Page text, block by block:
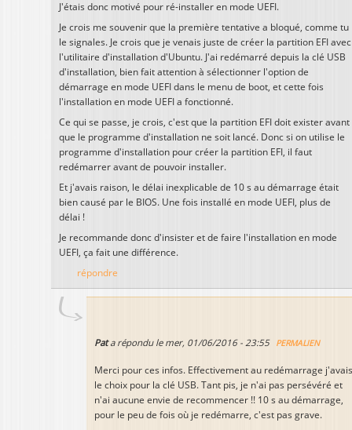
J'étais donc motivé pour ré-installer en mode UEFI.
Je crois me souvenir que la première tentative a bloqué, comme tu
le signales. Je crois que je venais juste de créer la partition EFI avec
l'utilitaire d'installation d'Ubuntu. J'ai redémarré depuis la clé USB
d'installation, bien fait attention à sélectionner l'option de
démarrage en mode UEFI dans le menu de boot, et cette fois
l'installation en mode UEFI a fonctionné.
Ce qui se passe, je crois, c'est que la partition EFI doit exister avant
que le programme d'installation ne soit lancé. Donc si on utilise le
programme d'installation pour créer la partition EFI, il faut
redémarrer avant de pouvoir installer.
Et j'avais raison, le délai inexplicable de 10 s au démarrage était
bien causé par le BIOS. Une fois installé en mode UEFI, plus de
délai !
Je recommande donc d'insister et de faire l'installation en mode
UEFI, ça fait une différence.
répondre
Pata répondu le mer, 01/06/2016 - 23:55 PERMALIEN
Merci pour ces infos. Effectivement au redémarrage j'avais
le choix pour la clé USB. Tant pis, je n'ai pas persévéré et
n'ai aucune envie de recommencer !! 10 s au démarrage,
pour le peu de fois où je redémarre, c'est pas grave.